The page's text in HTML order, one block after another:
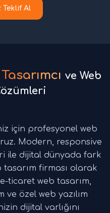
Teklif Al
ve Web
için profesyonel web
Modern, responsive
ile dijital dünyada fark
tasarım firması olarak
ticaret web tasarım,
ve özel web yazılım
dijital varlığını